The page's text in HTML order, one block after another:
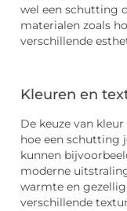
wel een schutting
materialen zoals
verschillende
Kleuren en
De keuze van
hoe een schutting
kunnen
moderne
warmte en
verschillende